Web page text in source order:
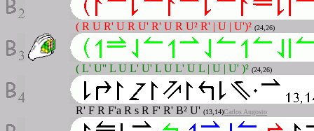
( R U R' U R U' R' U R U² R' | U | U')² (24,26)
( L' U'' L U L' U' L U L' U L | U | U' )² (24,26)
R' F R F'a R s R F' R' B² U' (13,14)Carlos Angosto